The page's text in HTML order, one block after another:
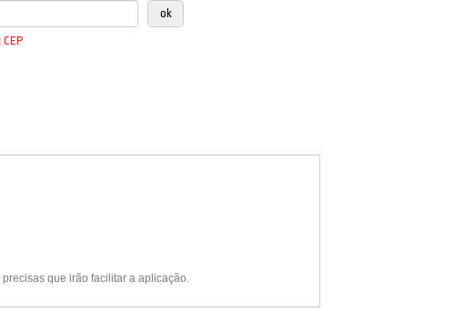
que irão facilitar a aplicação.